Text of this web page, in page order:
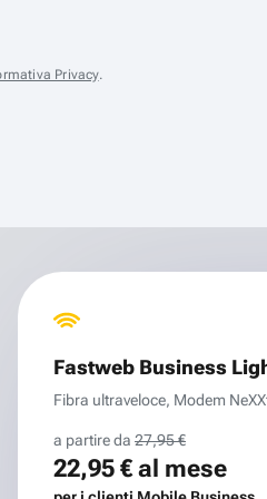
Privacy.
Fastweb Business
Fibra ultraveloce, Modem
a partire da 27,95 €
22,95 €al mese